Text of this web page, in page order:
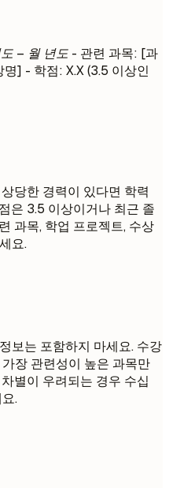
– 월 년도 - 관련 과목: [과
] - 학점: X.X (3.5 이상인
당한 경력이 있다면 학력
은 3.5 이상이거나 최근 졸
과목, 학업 프로젝트, 수상
요.
보는 포함하지 마세요. 수강
장 관련성이 높은 과목만
별이 우려되는 경우 수십
.